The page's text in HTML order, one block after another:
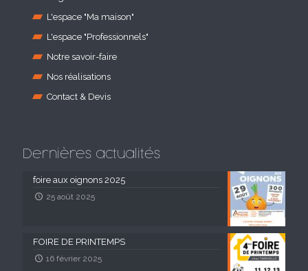
L'espace "Ma maison"
L'espace "Professionnels"
Notre savoir-faire
Nos réalisations
Contact & Devis
Dernières actualités
foire aux oignons 2025
25 août 2025
FOIRE DE PRINTEMPS
16 février 2025